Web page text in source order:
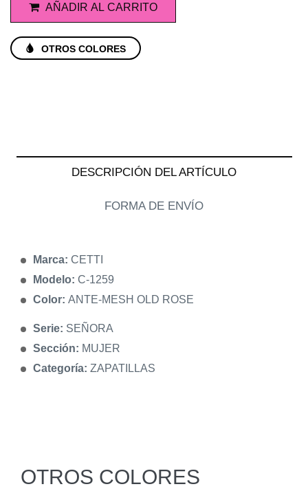
AÑADIR AL CARRITO
OTROS COLORES
DESCRIPCIÓN DEL ARTÍCULO
FORMA DE ENVÍO
Marca: CETTI
Modelo: C-1259
Color: ANTE-MESH OLD ROSE
Serie: SEÑORA
Sección: MUJER
Categoría: ZAPATILLAS
OTROS COLORES